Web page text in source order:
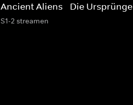
Ancient Aliens - Die Ursprünge
S1-2 streamen